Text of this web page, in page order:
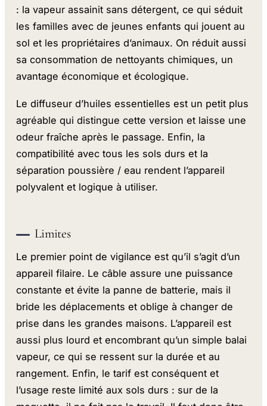
: la vapeur assainit sans détergent, ce qui séduit
les familles avec de jeunes enfants qui jouent au
sol et les propriétaires d’animaux. On réduit aussi
sa consommation de nettoyants chimiques, un
avantage économique et écologique.
Le diffuseur d’huiles essentielles est un petit plus
agréable qui distingue cette version et laisse une
odeur fraîche après le passage. Enfin, la
compatibilité avec tous les sols durs et la
séparation poussière / eau rendent l’appareil
polyvalent et logique à utiliser.
Limites
Le premier point de vigilance est qu’il s’agit d’un
appareil filaire. Le câble assure une puissance
constante et évite la panne de batterie, mais il
bride les déplacements et oblige à changer de
prise dans les grandes maisons. L’appareil est
aussi plus lourd et encombrant qu’un simple balai
vapeur, ce qui se ressent sur la durée et au
rangement. Enfin, le tarif est conséquent et
l’usage reste limité aux sols durs : sur de la